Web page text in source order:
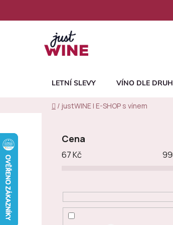
LETNÍ SLEVY VÍNO DLE
Domů
/ justWINE | E-SHOP s vínem
Cena
67Kč